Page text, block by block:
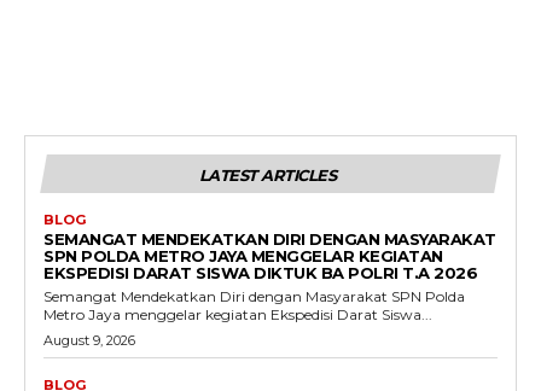
LATEST ARTICLES
BLOG
SEMANGAT MENDEKATKAN DIRI DENGAN MASYARAKAT
SPN POLDA METRO JAYA MENGGELAR KEGIATAN
EKSPEDISI DARAT SISWA DIKTUK BA POLRI T.A 2026
Semangat Mendekatkan Diri dengan Masyarakat SPN Polda
Metro Jaya menggelar kegiatan Ekspedisi Darat Siswa...
August 9, 2026
BLOG